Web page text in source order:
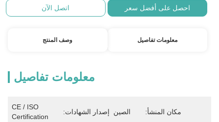
احصل على أفضل سعر اتصل الآن
معلومات تفاصيل وصف المنتج
معلومات تفاصيل
مكان المنشأ: الصين إصدار الشهادات:
CE / ISO
Certification